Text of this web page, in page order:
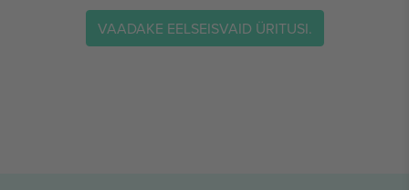
VAADAKE EELSEISVAID ÜRITUSI.